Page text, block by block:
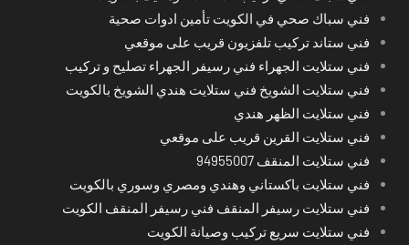
فني سباك صحي في الكويت تأمين ادوات صحية
فني ستاند تركيب تلفزيون قريب على موقعي
فني ستلايت الجهراء فني رسيفر الجهراء تصليح و تركيب
فني ستلايت الشويخ فني ستلايت هندي الشويخ بالكويت
فني ستلايت الظهر هندي
فني ستلايت القرين قريب على موقعي
فني ستلايت المنقف 94955007
فني ستلايت باكستاني وهندي ومصري وسوري بالكويت
فني ستلايت رسيفر المنقف فني رسيفر المنقف الكويت
فني ستلايت سريع تركيب وصيانة الكويت